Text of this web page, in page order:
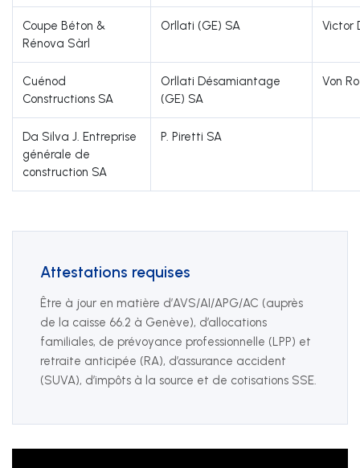
Coupe Béton &
Rénova Sàrl
Orllati (GE) SA Victor
Cuénod
Constructions SA
Orllati Désamiantage
(GE) SA
Von
Da Silva J. Entreprise
générale de
construction SA
P. Piretti SA
Attestations requises
Être à jour en matière d’AVS/AI/APG/AC (auprès
de la caisse 66.2 à Genève), d’allocations
familiales, de prévoyance professionnelle (LPP) et
retraite anticipée (RA), d’assurance accident
(SUVA), d’impôts à la source et de cotisations SSE.